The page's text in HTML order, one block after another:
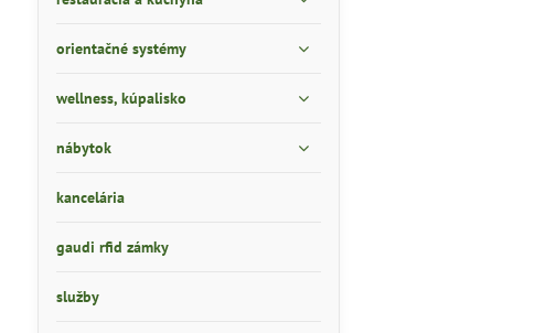
orientačné systémy
wellness, kúpalisko
nábytok
kancelária
gaudi rfid zámky
služby